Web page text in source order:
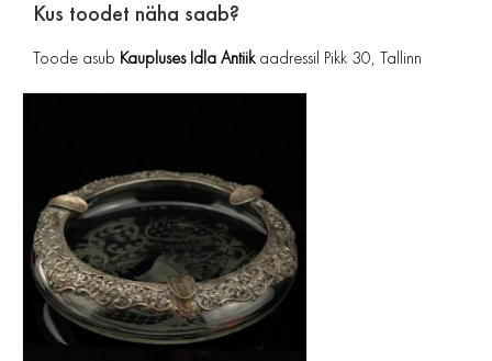
Kus toodet näha saab?
Toode asub Kaupluses Idla Antiikaadressil Pikk 30, Tallinn